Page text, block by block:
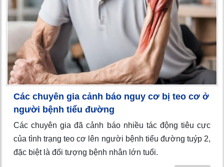
Các chuyên gia cảnh báo nguy cơ bị teo cơ ở
người bệnh tiểu đường
Các chuyên gia đã cảnh báo nhiều tác động tiêu cực
của tình trạng teo cơ lên người bệnh tiểu đường tuýp 2,
đặc biệt là đối tượng bệnh nhân lớn tuổi.